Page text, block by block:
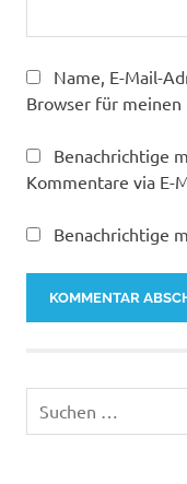
Name, E-Mail-
Browser für meinen
Benachrichtige
Kommentare via E-
Benachrichtige
nach: